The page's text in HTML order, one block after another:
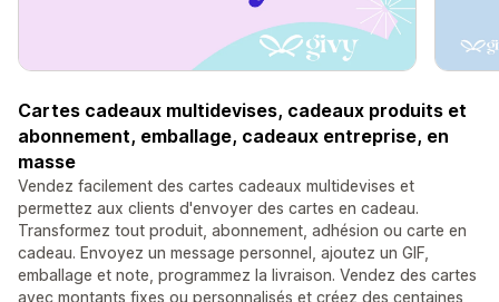
Cartes cadeaux multidevises, cadeaux produits et
abonnement, emballage, cadeaux entreprise, en
masse
Vendez facilement des cartes cadeaux multidevises et
permettez aux clients d'envoyer des cartes en cadeau.
Transformez tout produit, abonnement, adhésion ou carte en
cadeau. Envoyez un message personnel, ajoutez un GIF,
emballage et note, programmez la livraison. Vendez des cartes
avec montants fixes ou personnalisés et créez des centaines